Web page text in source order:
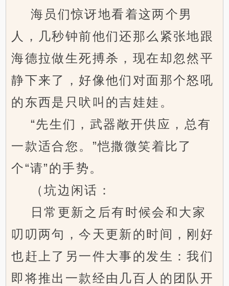
海员们惊讶地看着这两个男
人，几秒钟前他们还那么紧张地跟
海德拉做生死搏杀，现在却忽然平
静下来了，好像他们对面那个怒吼
的东西是只吠叫的吉娃娃。
“先生们，武器敞开供应，总有
一款适合您。”恺撒微笑着比了
个“请”的手势。
（坑边闲话：
日常更新之后有时候会和大家
叨叨两句，今天更新的时间，刚好
也赶上了另一件大事的发生：我们
即将推出一款经由几百人的团队开